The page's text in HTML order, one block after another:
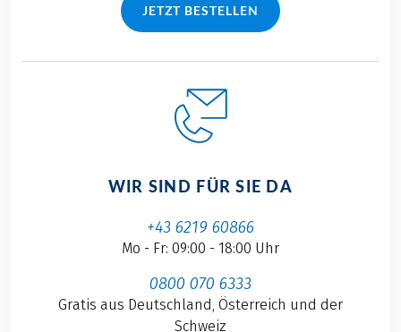
JETZT BESTELLEN
WIR SIND FÜR SIE DA
+43 6219 60866
Mo - Fr: 09:00 - 18:00 Uhr
0800 070 6333
Gratis aus Deutschland, Österreich und der
Schweiz